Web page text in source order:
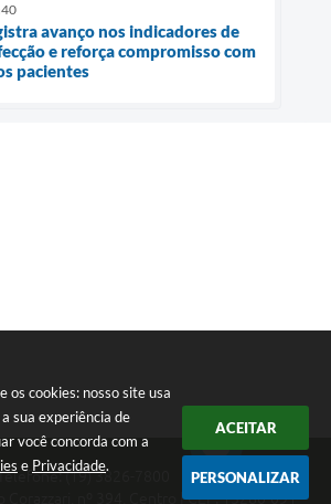
os cookies: nosso site usa
sua experiência de
você concorda com a
e Privacidade.
ACEITAR
PERSONALIZAR
avanço nos indicadores de
e reforça compromisso com
pacientes
(19) 3826-7800
Corazzari, nº 394, Centro | CEP: 13280-091